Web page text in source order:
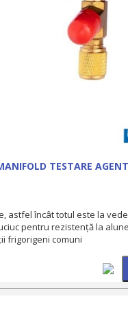
TESTARE
astfel încât totul este la
pentru rezistență la
frigorigeni comuni